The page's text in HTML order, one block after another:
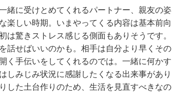
緒に受けとめてくれるパートナー、親友の姿
楽しい時期。いまやってくる内容は基本前向
は驚きストレス感じる側面もありそうです。
話せばいいのかも。相手は自分より早くその
く手伝いをしてくれるのでは。一緒に何かす
しみじみ状況に感謝したくなる出来事があり
した土台作りのため、生活を見直すべきなの